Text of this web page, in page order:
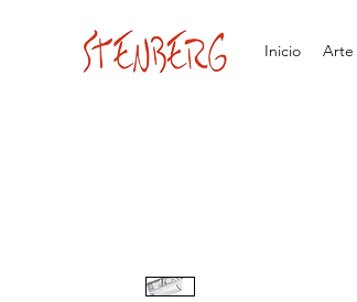
Inicio Arte